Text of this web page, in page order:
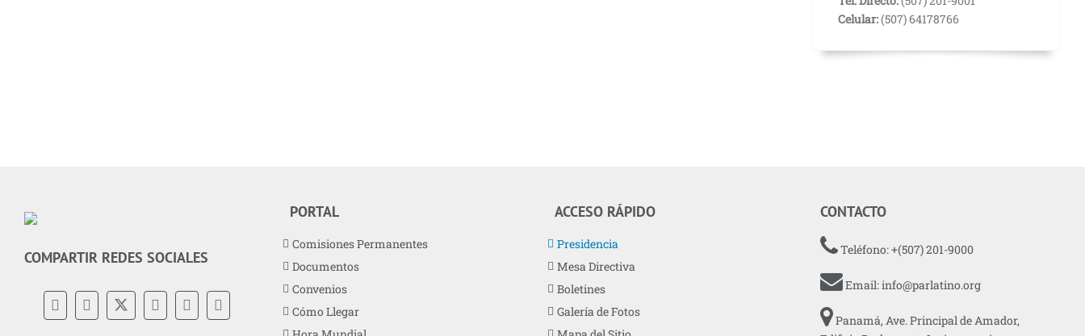
Celular:(507) 64178766
COMPARTIR REDES SOCIALES
PORTAL
Comisiones Permanentes
Documentos
Convenios
Cómo Llegar
ACCESO RÁPIDO
Presidencia
Mesa Directiva
Boletines
Galería de Fotos
CONTACTO
Teléfono: +(507) 201-9000
Email:info@parlatino.org
Panamá, Ave. Principal de Amador,